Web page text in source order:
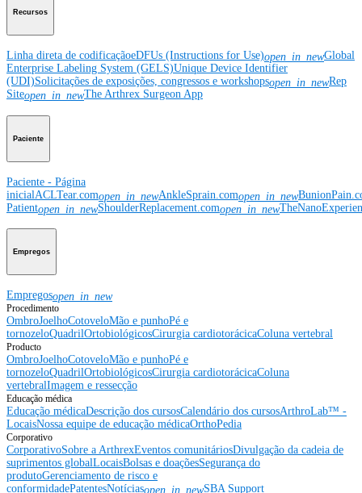
Recursos
Linha direta de codificaçãoeDFUs (Instructions for Use)open_in_newGlobal
Enterprise Labeling System (GELS)Unique Device Identifier
(UDI)Solicitações de exposições, congressos e workshopsopen_in_newRep
Siteopen_in_newThe Arthrex Surgeon App
Paciente
Paciente - Página
inicial ACLTear.comopen_in_newAnkleSprain.comopen_in_new
Patientopen_in_newShoulderReplacement.comopen_in_new
Empregos
Empregosopen_in_new
Procedimento
OmbroJoelhoCotoveloMão e punhoPé e
tornozeloQuadrilOrtobiológicosCirurgia cardiotorácicaColuna vertebral
Producto
OmbroJoelhoCotoveloMão e punhoPé e
tornozeloQuadrilOrtobiológicosCirurgia cardiotorácicaColuna
vertebralImagem e ressecção
Educação médica
Educação médicaDescrição dos cursosCalendário dos cursosArthroLab™ -
LocaisNossa equipe de educação médicaOrthoPedia
Corporativo
CorporativoSobre a ArthrexEventos comunitáriosDivulgação da cadeia de
suprimentos globalLocaisBolsas e doaçõesSegurança do
produtoGerenciamento de risco e
conformidadePatentesNotíciasopen_in_newSBA Support